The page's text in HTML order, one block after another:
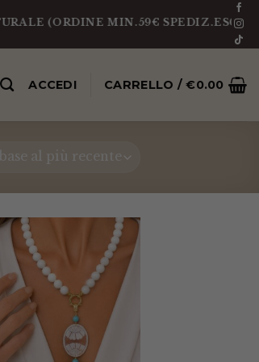
(ORDINE MIN.59€ SPEDIZ.ESCLUSA)
ACCEDI CARRELLO /€0.00